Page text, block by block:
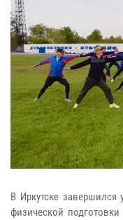
В Иркутске завершился
физической